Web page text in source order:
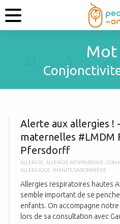
Mot
Alerte aux allergies !
maternelles #LMDM
Pfersdorff
ALLERGIE ALLERGIE RESPIRATOIRE
ALLERGIQUE
RHINITE SAISONNIÈRE
Allergies respiratoires hautes
semble important de se
enfants. On accompagne
lors de sa consultation avec